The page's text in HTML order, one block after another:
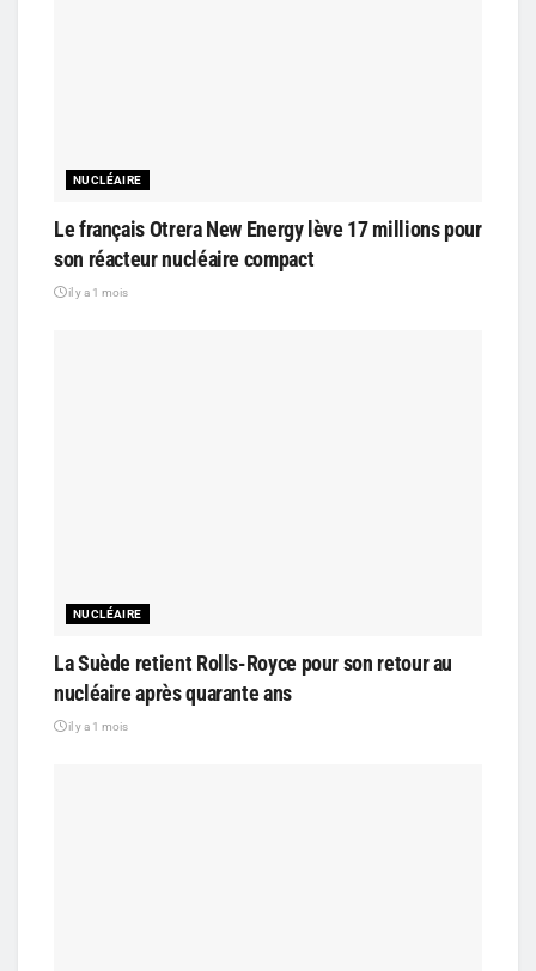
NUCLÉAIRE
Le français Otrera New Energy lève 17 millions pour
son réacteur nucléaire compact
il y a 1 mois
NUCLÉAIRE
La Suède retient Rolls-Royce pour son retour au
nucléaire après quarante ans
il y a 1 mois